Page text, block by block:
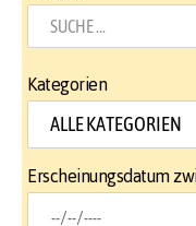
Kategorien
Erscheinungsdatum